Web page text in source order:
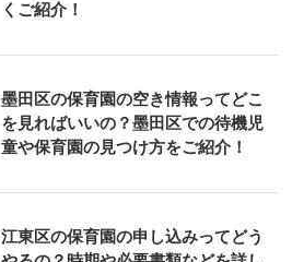
くご紹介！
墨田区の保育園の空き情報ってどこ
を見ればいいの？墨田区での待機児
童や保育園の見つけ方をご紹介！
江東区の保育園の申し込みってどう